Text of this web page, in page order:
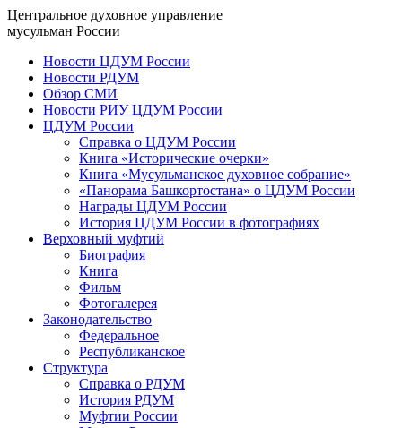
Центральное духовное управление
мусульман России
Новости ЦДУМ России
Новости РДУМ
Обзор СМИ
Новости РИУ ЦДУМ России
ЦДУМ России
Справка о ЦДУМ России
Книга «Исторические очерки»
Книга «Мусульманское духовное собрание»
«Панорама Башкортостана» о ЦДУМ России
Награды ЦДУМ России
История ЦДУМ России в фотографиях
Верховный муфтий
Биография
Книга
Фильм
Фотогалерея
Законодательство
Федеральное
Республиканское
Структура
Справка о РДУМ
История РДУМ
Муфтии России